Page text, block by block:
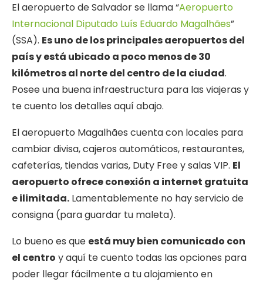
El aeropuerto de Salvador se llama “Aeropuerto
Internacional Diputado Luís Eduardo Magalhães”
(SSA). Es uno de los principales aeropuertos del
país y está ubicado a poco menos de 30
kilómetros al norte del centro de la ciudad.
Posee una buena infraestructura para las viajeras y
te cuento los detalles aquí abajo.
El aeropuerto Magalhães cuenta con locales para
cambiar divisa, cajeros automáticos, restaurantes,
cafeterías, tiendas varias, Duty Free y salas VIP. El
aeropuerto ofrece conexión a internet gratuita
e ilimitada. Lamentablemente no hay servicio de
consigna (para guardar tu maleta).
Lo bueno es que está muy bien comunicado con
el centro y aquí te cuento todas las opciones para
poder llegar fácilmente a tu alojamiento en